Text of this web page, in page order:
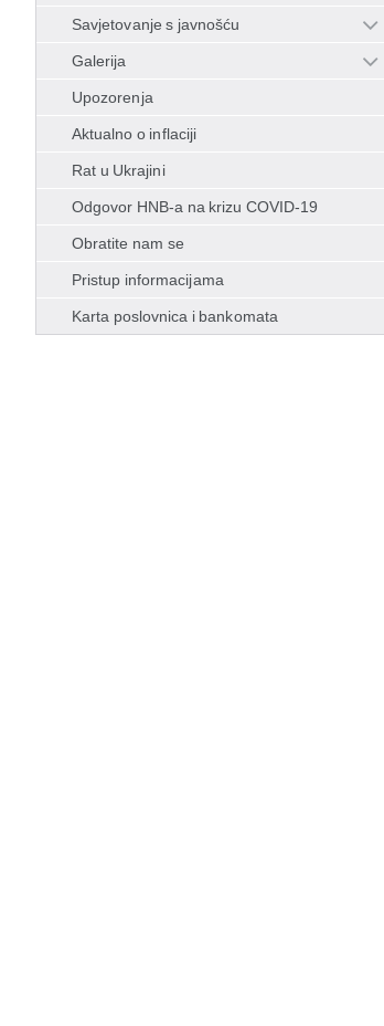
Savjetovanje s javnošću
Galerija
Upozorenja
Aktualno o inflaciji
Rat u Ukrajini
Odgovor HNB-a na krizu COVID-19
Obratite nam se
Pristup informacijama
Karta poslovnica i bankomata